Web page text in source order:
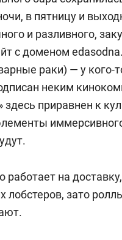
в пятницу и
и разливного,
с доменом
раки) — у
неким
приравнен к
работает на
лобстеров, зато